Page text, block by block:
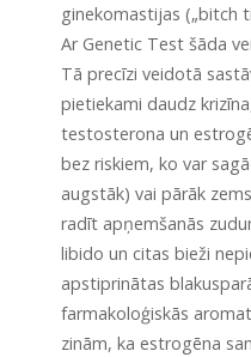
ginekomastijas („bitch
Ar Genetic Test šāda
Tā precīzi veidotā
pietiekami daudz
testosterona un
bez riskiem, ko var
augstāk) vai pārāk
radīt apņemšanās
libido un citas bieži
apstiprinātas
farmakoloģiskās
zinām, ka estrogēna